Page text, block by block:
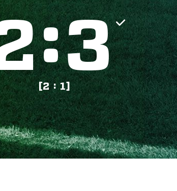
:
[2 : 1]